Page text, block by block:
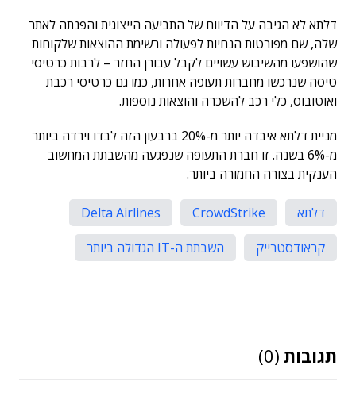
דלתא לא הגיבה על הדיווח של התביעה הייצוגית והפנתה לאתר
שלה, שם מפורטות הנחיות לפעולה ורשימת ההוצאות שלקוחות
שהושפעו מהשיבוש עשויים לקבל עבורן החזר – לרבות כרטיסי
טיסה שנרכשו מחברות תעופה אחרות, כמו גם כרטיסי רכבת
ואוטובוס, כלי רכב להשכרה והוצאות נוספות.
מניית דלתא איבדה יותר מ-20% ברבעון הזה לבדו וירדה ביותר
מ-6% בשנה. זו חברת התעופה שנפגעה מהשבתת המחשוב
הענקית בצורה החמורה ביותר.
דלתא CrowdStrike
Delta Airlines
קראודסטרייק
השבתת ה-IT הגדולה ביותר
תגובות (0)